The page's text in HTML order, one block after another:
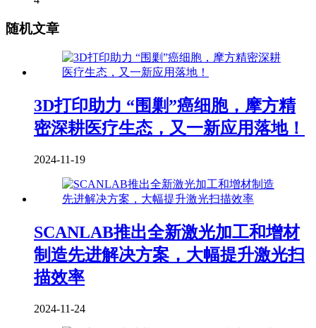
随机文章
3D打印助力 “围剿”癌细胞，摩方精
密深耕医疗生态，又一新应用落地！
2024-11-19
SCANLAB推出全新激光加工和增材
制造先进解决方案，大幅提升激光扫
描效率
2024-11-24